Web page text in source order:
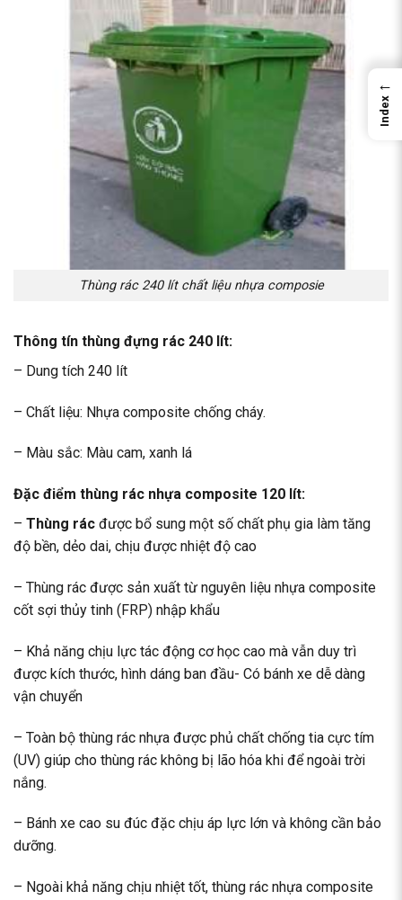
Thùng rác 240 lít chất liệu nhựa composie
Thông tín thùng đựng rác 240 lít:
– Dung tích 240 lít
– Chất liệu: Nhựa composite chống cháy.
– Màu sắc: Màu cam, xanh lá
Đặc điểm thùng rác nhựa composite 120 lít:
– Thùng rác được bổ sung một số chất phụ gia làm tăng
độ bền, dẻo dai, chịu được nhiệt độ cao
– Thùng rác được sản xuất từ nguyên liệu nhựa composite
cốt sợi thủy tinh (FRP) nhập khẩu
– Khả năng chịu lực tác động cơ học cao mà vẫn duy trì
được kích thước, hình dáng ban đầu- Có bánh xe dễ dàng
vận chuyển
– Toàn bộ thùng rác nhựa được phủ chất chống tia cực tím
(UV) giúp cho thùng rác không bị lão hóa khi để ngoài trời
nắng.
– Bánh xe cao su đúc đặc chịu áp lực lớn và không cần bảo
dưỡng.
– Ngoài khả năng chịu nhiệt tốt, thùng rác nhựa composite
←
Index